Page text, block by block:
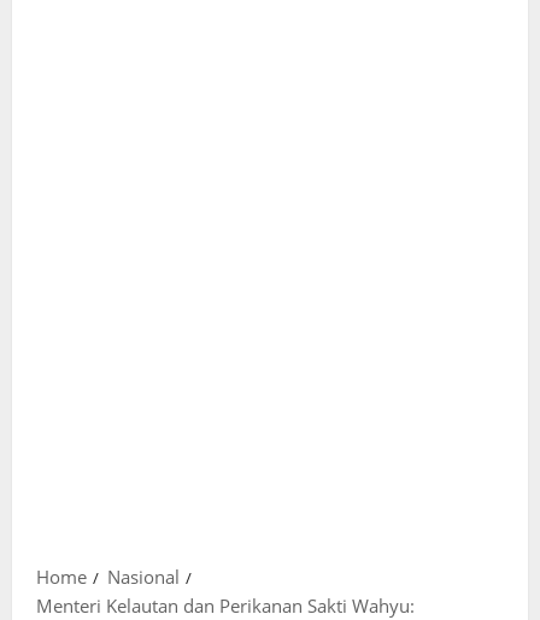
Home
Nasional
Menteri Kelautan dan Perikanan Sakti Wahyu: